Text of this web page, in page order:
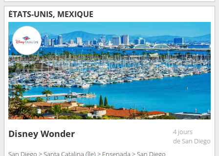
ÉTATS-UNIS, MEXIQUE
Disney Wonder
4 jours
de San Diego
San Diego > Santa Catalina (île) > Ensenada > San Diego